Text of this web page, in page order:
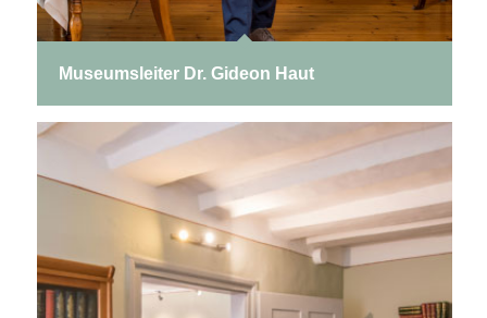
Museumsleiter Dr. Gideon Haut